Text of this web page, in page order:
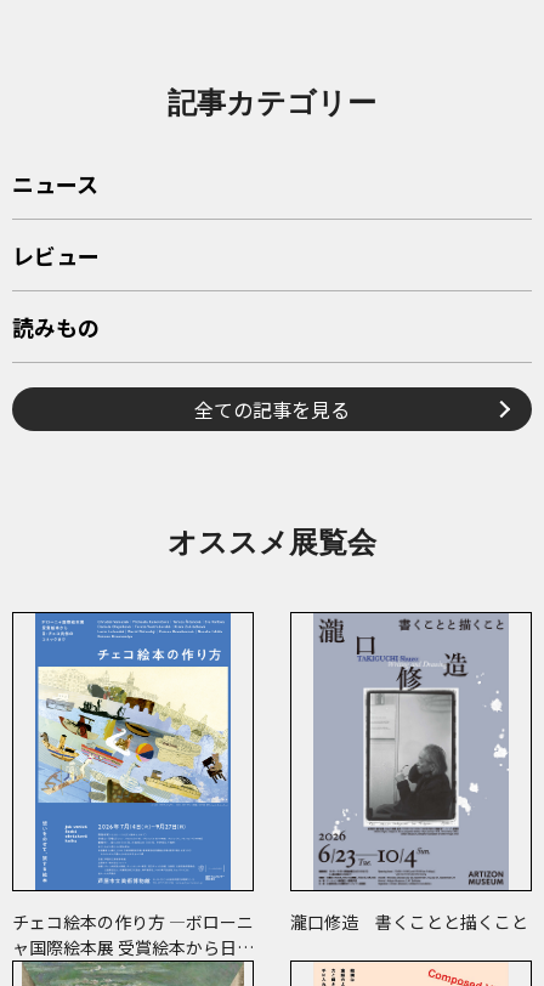
記事カテゴリー
ニュース
レビュー
読みもの
全ての記事を見る
オススメ展覧会
チェコ絵本の作り方 ―ボローニ
ャ国際絵本展 受賞絵本から日･
チェコ共作のコミックまで―
瀧口修造 書くことと描くこと